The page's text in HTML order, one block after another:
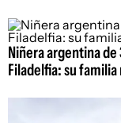
Niñera argentina
Filadelfia: su